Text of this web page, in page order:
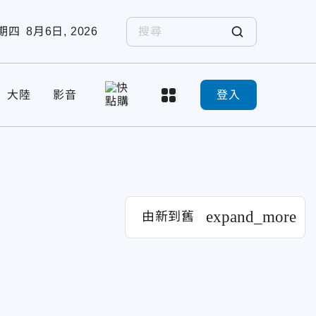
四 8月6日, 2026
大陸 影音 登入
由新到舊 expand_more